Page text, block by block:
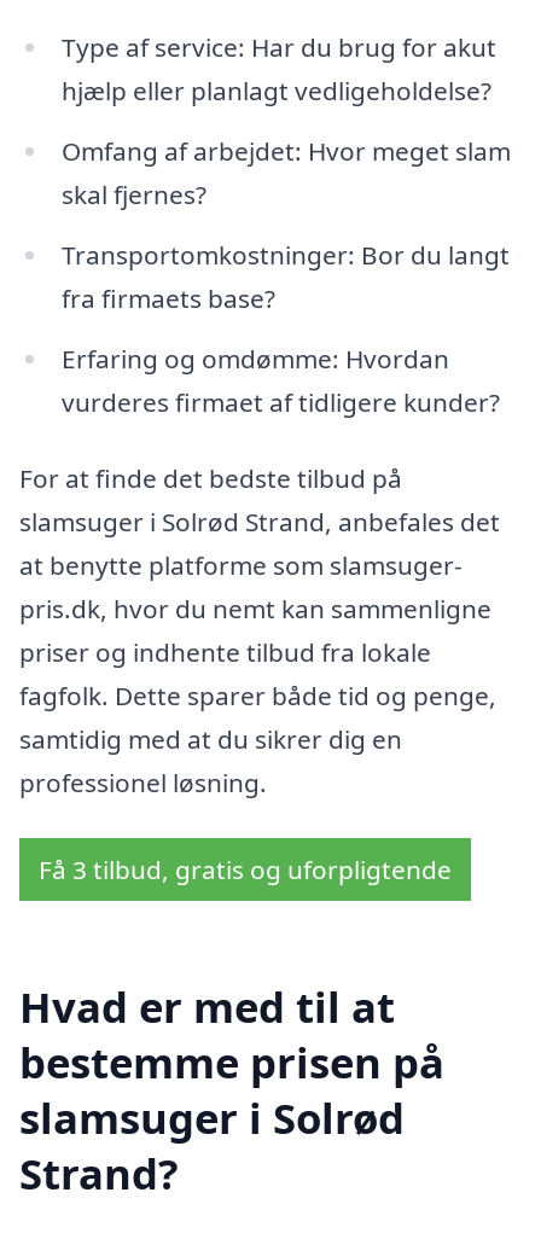
Type af service: Har du brug for akut
hjælp eller planlagt vedligeholdelse?
Omfang af arbejdet: Hvor meget slam
skal fjernes?
Transportomkostninger: Bor du langt
fra firmaets base?
Erfaring og omdømme: Hvordan
vurderes firmaet af tidligere kunder?
For at finde det bedste tilbud på
slamsuger i Solrød Strand, anbefales det
at benytte platforme som slamsuger-
pris.dk, hvor du nemt kan sammenligne
priser og indhente tilbud fra lokale
fagfolk. Dette sparer både tid og penge,
samtidig med at du sikrer dig en
professionel løsning.
Få 3 tilbud, gratis og uforpligtende
Hvad er med til at
bestemme prisen på
slamsuger i Solrød
Strand?